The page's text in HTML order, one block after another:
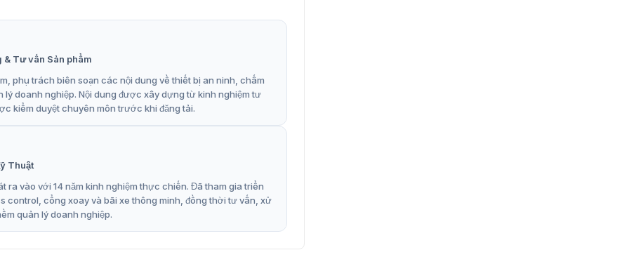
DS-K4H250D
nghệ của Hikvision, giúp tối ưu hóa hiệu suất bảo
× 2, tăng cường an ninh tối đa.
mA, linh hoạt khi lắp đặt.
kim kẽm mạ điện, bền bỉ theo thời gian.
kết nối hệ thống kiểm soát.
cửa kính, cửa gỗ, cửa kim loại.
kế dài phù hợp cửa đôi.
Tư vấn Sản phẩm
phụ trách biên soạn các nội dung về thiết bị an ninh, chấm
doanh nghiệp. Nội dung được xây dựng từ kinh nghiệm tư
kiểm duyệt chuyên môn trước khi đăng tải.
Thuật
ra vào với 14 năm kinh nghiệm thực chiến. Đã tham gia triển
control, cổng xoay và bãi xe thông minh, đồng thời tư vấn, xử
quản lý doanh nghiệp.